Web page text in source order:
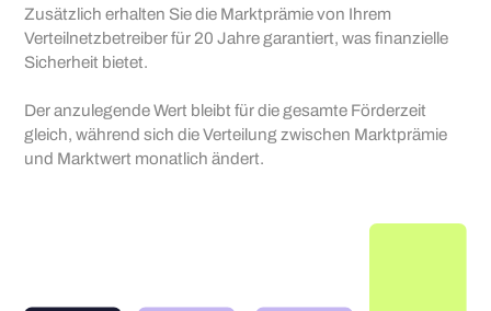
Zusätzlich erhalten Sie die Marktprämie von Ihrem
Verteilnetzbetreiber für 20 Jahre garantiert, was finanzielle
Sicherheit bietet.
Der anzulegende Wert bleibt für die gesamte Förderzeit
gleich, während sich die Verteilung zwischen Marktprämie
und Marktwert monatlich ändert.